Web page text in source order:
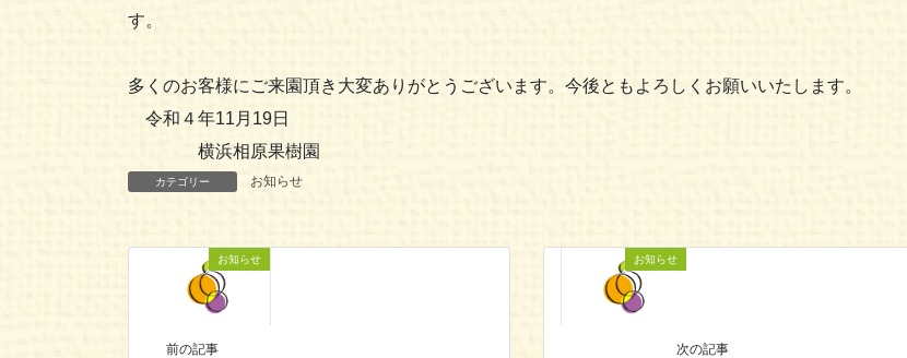
す。
多くのお客様にご来園頂き大変ありがとうございます。今後ともよろしくお願いいたします。
令和４年11月19日
横浜相原果樹園
カテゴリー お知らせ
お知らせ
前の記事
お知らせ
次の記事